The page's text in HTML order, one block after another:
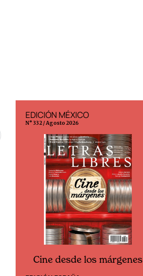
EDICIÓN MÉXICO
N° 332 / Agosto 2026
Cine desde los márgenes